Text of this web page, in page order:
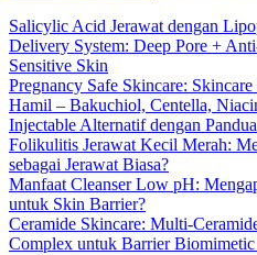
Salicylic Acid Jerawat dengan
Delivery System: Deep Pore +
Sensitive Skin
Pregnancy Safe Skincare:
Hamil – Bakuchiol, Centella,
Injectable Alternatif dengan
Folikulitis Jerawat Kecil Merah:
sebagai Jerawat Biasa?
Manfaat Cleanser Low pH:
untuk Skin Barrier?
Ceramide Skincare: Multi-
Complex untuk Barrier